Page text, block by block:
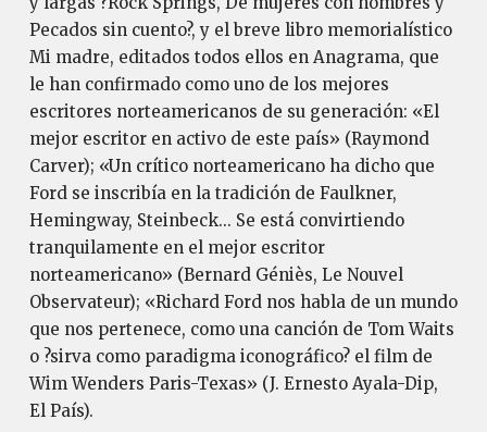
Pecados sin cuento?, y el breve libro memorialístico
Mi madre, editados todos ellos en Anagrama, que
le han confirmado como uno de los mejores
escritores norteamericanos de su generación: «El
mejor escritor en activo de este país» (Raymond
Carver); «Un crítico norteamericano ha dicho que
Ford se inscribía en la tradición de Faulkner,
Hemingway, Steinbeck... Se está convirtiendo
tranquilamente en el mejor escritor
norteamericano» (Bernard Géniès, Le Nou­vel
Observateur); «Richard Ford nos habla de un mundo
que nos pertenece, como una canción de Tom Waits
o ?sirva como paradigma iconográfico? el film de
Wim Wenders Paris-Texas» (J. Ernesto Ayala-Dip,
El País).